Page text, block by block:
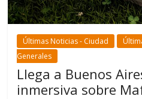
Últimas Noticias - Ciudad
Generales
Llega a Buenos
inmersiva sobre